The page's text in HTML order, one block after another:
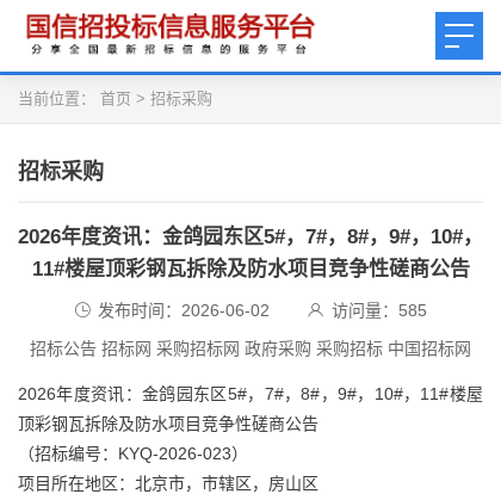
当前位置： 首页 > 招标采购
招标采购
2026年度资讯：金鸽园东区5#，7#，8#，9#，10#，
11#楼屋顶彩钢瓦拆除及防水项目竞争性磋商公告
发布时间：2026-06-02 访问量： 585
招标公告 招标网 采购招标网 政府采购 采购招标 中国招标网
2026年度资讯：金鸽园东区5#，7#，8#，9#，10#，11#楼屋
顶彩钢瓦拆除及防水项目竞争性磋商公告
（招标编号：KYQ-2026-023）
项目所在地区：北京市，市辖区，房山区